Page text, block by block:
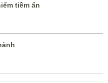
tiềm ẩn